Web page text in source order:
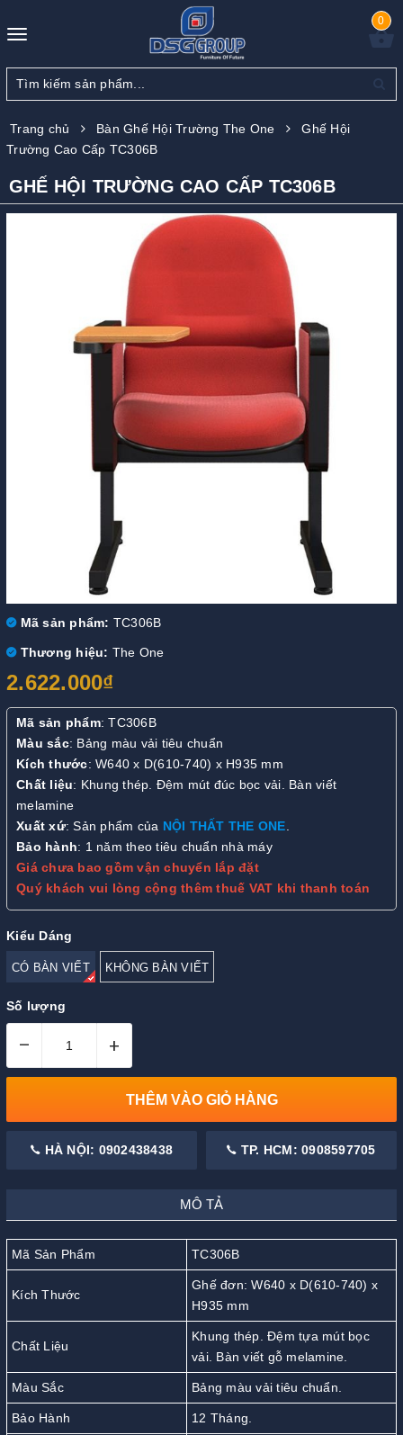
Toggle
0
Trang chủ Bàn Ghế Hội Trường The One
Ghế Hội
Trường Cao Cấp TC306B
GHẾ HỘI TRƯỜNG CAO CẤP TC306B
Mã sản phẩm: TC306B
Thương hiệu: The One
2.622.000₫
Mã sản phẩm: TC306B
Màu sắc: Bảng màu vải tiêu chuẩn
Kích thước: W640 x D(610-740) x H935 mm
Chất liệu: Khung thép. Đệm mút đúc bọc vải. Bàn viết
melamine
Xuất xứ: Sản phẩm của NỘI THẤT THE ONE.
Bảo hành: 1 năm theo tiêu chuẩn nhà máy
Giá chưa bao gồm vận chuyển lắp đặt
Quý khách vui lòng cộng thêm thuế VAT khi thanh toán
Kiểu Dáng
CÓ BÀN VIẾT KHÔNG BÀN VIẾT
Số lượng
– +
THÊM VÀO GIỎ HÀNG
HÀ NỘI: 0902438438 TP. HCM: 0908597705
MÔ TẢ
Mã Sản Phẩm TC306B
Kích Thước
Ghế đơn: W640 x D(610-740) x
H935 mm
Chất Liệu
Khung thép. Đệm tựa mút bọc
vải. Bàn viết gỗ melamine.
Màu Sắc Bảng màu vải tiêu chuẩn.
Bảo Hành 12 Tháng.